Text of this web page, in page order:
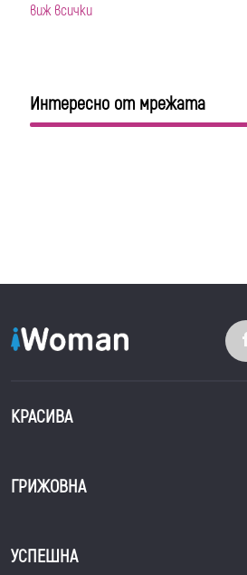
виж всички
Интересно от мрежата
КРАСИВА
ГРИЖОВНА
УСПЕШНА